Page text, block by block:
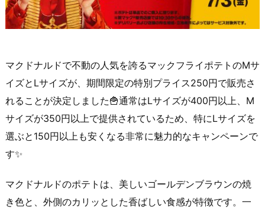
マクドナルドで不動の人気を誇るマックフライポテトのMサ
イズとLサイズが、期間限定の特別プライス250円で販売さ
れることが決定しました🍟通常はLサイズが400円以上、M
サイズが350円以上で提供されているため、特にLサイズを
選ぶと150円以上も安くなる非常に魅力的なキャンペーンで
す✨
マクドナルドのポテトは、美しいゴールデンブラウンの焼
き色と、外側のカリッとした香ばしい食感が特徴です。一